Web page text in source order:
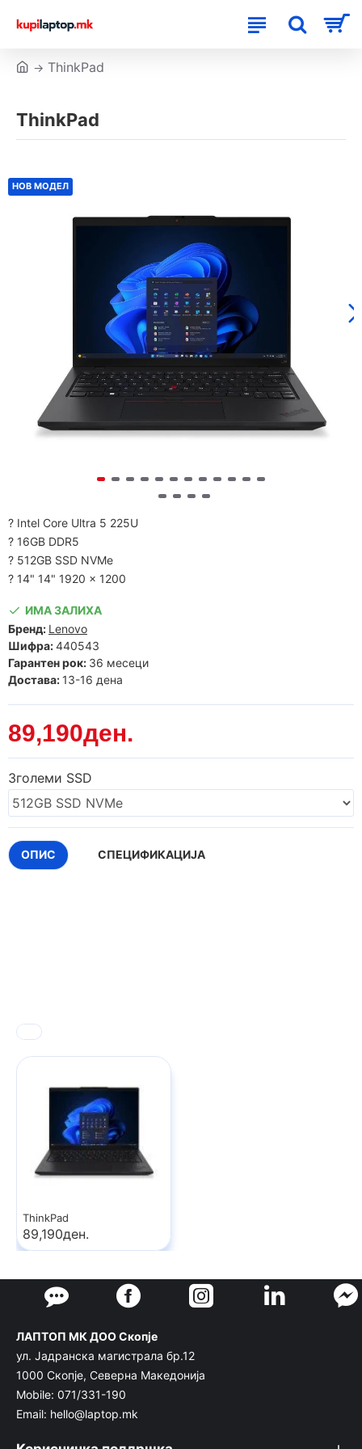
ThinkPad
ThinkPad
НОВ МОДЕЛ
? Intel Core Ultra 5 225U
? 16GB DDR5
? 512GB SSD NVMe
? 14" 14" 1920 x 1200
89,190ден.
ИМА ЗАЛИХА
Бренд: Lenovo
Шифра:440543
Гарантен рок: 36 месеци
Достава: 13-16 дена
Зголеми SSD
ОПИС СПЕЦИФИКАЦИЈА
ThinkPad
89,190ден.
ЛАПТОП МК ДОО Скопје
ул. Јадранска магистрала бр.12
1000 Скопје, Северна Македонија
Mobile: 071/331-190
Email: hello@laptop.mk